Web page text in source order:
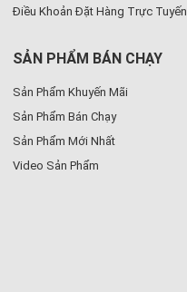
Điều Khoản Đặt Hàng Trực Tuyến
SẢN PHẨM BÁN CHẠY
Sản Phẩm Khuyến Mãi
Sản Phẩm Bán Chạy
Sản Phẩm Mới Nhất
Video Sản Phẩm